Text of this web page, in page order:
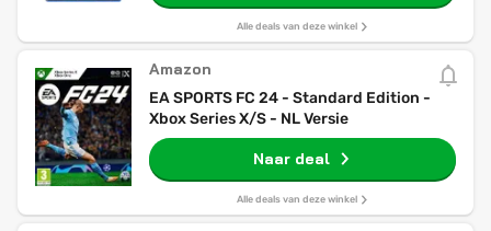
Alle deals van deze winkel
Amazon
EA SPORTS FC 24 - Standard Edition -
Xbox Series X/S - NL Versie
Naar deal
Alle deals van deze winkel